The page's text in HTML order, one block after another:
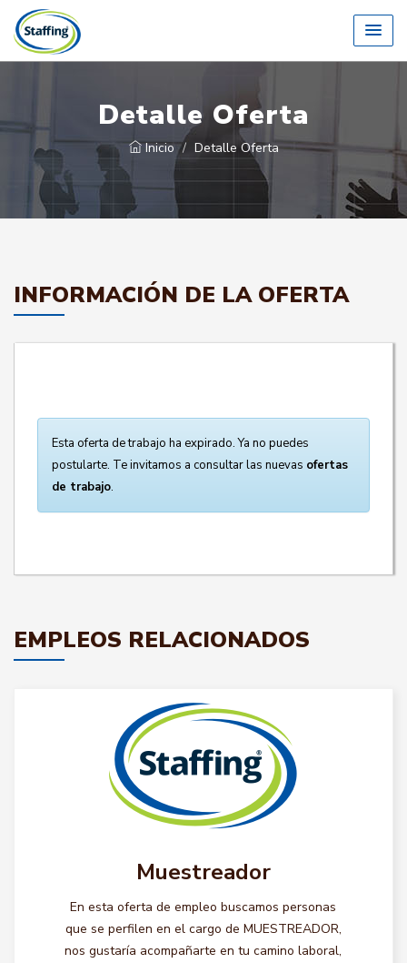
Detalle Oferta
Inicio Detalle Oferta
INFORMACIÓN DE LA OFERTA
Esta oferta de trabajo ha expirado. Ya no puedes
postularte. Te invitamos a consultar las nuevas ofertas
de trabajo.
EMPLEOS RELACIONADOS
Muestreador
En esta oferta de empleo buscamos personas
que se perfilen en el cargo de MUESTREADOR,
nos gustaría acompañarte en tu camino laboral,